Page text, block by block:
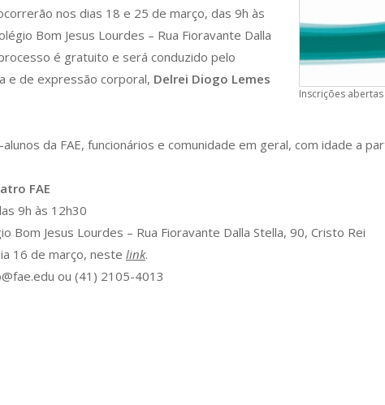
Inscrições
nos dias 18 e 25 de março, das 9h às
Bom Jesus Lourdes – Rua Fioravante Dalla
é gratuito e será conduzido pelo
e de expressão corporal, Delrei Diogo Lemes
da FAE, funcionários e comunidade em geral, com idade a
FAE
9h às 12h30
Bom Jesus Lourdes – Rua Fioravante Dalla Stella, 90, Cristo Rei
16 de março, neste link.
ou (41) 2105-4013